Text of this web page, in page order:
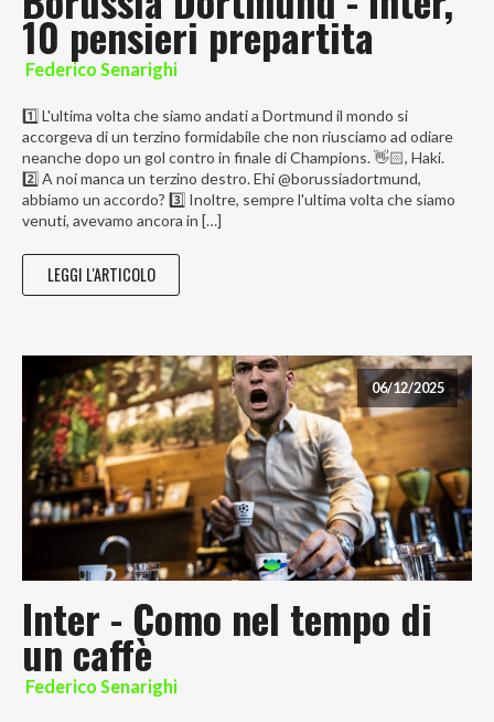
10 pensieri prepartita
Federico Senarighi
1️⃣ L'ultima volta che siamo andati a Dortmund il mondo si
accorgeva di un terzino formidabile che non riusciamo ad odiare
neanche dopo un gol contro in finale di Champions. 👋🏻, Haki.
2️⃣ A noi manca un terzino destro. Ehi @borussiadortmund,
abbiamo un accordo? 3️⃣ Inoltre, sempre l'ultima volta che siamo
venuti, avevamo ancora in […]
LEGGI L'ARTICOLO
06/12/2025
Inter - Como nel tempo di
un caffè
Federico Senarighi